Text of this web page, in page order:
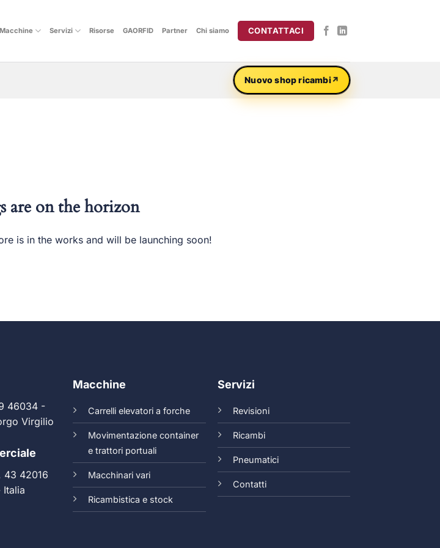
Macchine Servizi Risorse GAORFID Partner Chi siamo CONTATTACI
Nuovo shop ricambi
are on the horizon
is in the works and will be launching soon!
46034 -
Virgilio
43 42016
Italia
Macchine
Carrelli elevatori a forche
Movimentazione container
e trattori portuali
Macchinari vari
Ricambistica e stock
Servizi
Revisioni
Ricambi
Pneumatici
Contatti